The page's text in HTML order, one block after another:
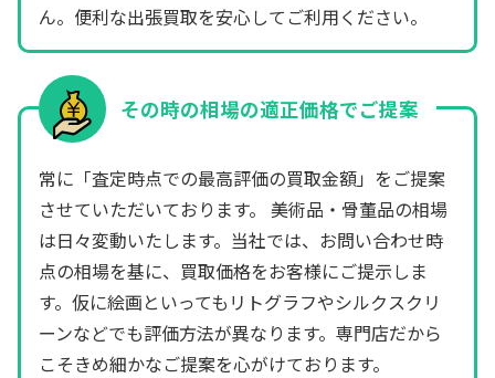
ん。便利な出張買取を安心してご利用ください。
その時の相場の適正価格でご提案
常に「査定時点での最高評価の買取金額」をご提案
させていただいております。 美術品・骨董品の相場
は日々変動いたします。当社では、お問い合わせ時
点の相場を基に、買取価格をお客様にご提示しま
す。仮に絵画といってもリトグラフやシルクスクリ
ーンなどでも評価方法が異なります。専門店だから
こそきめ細かなご提案を心がけております。